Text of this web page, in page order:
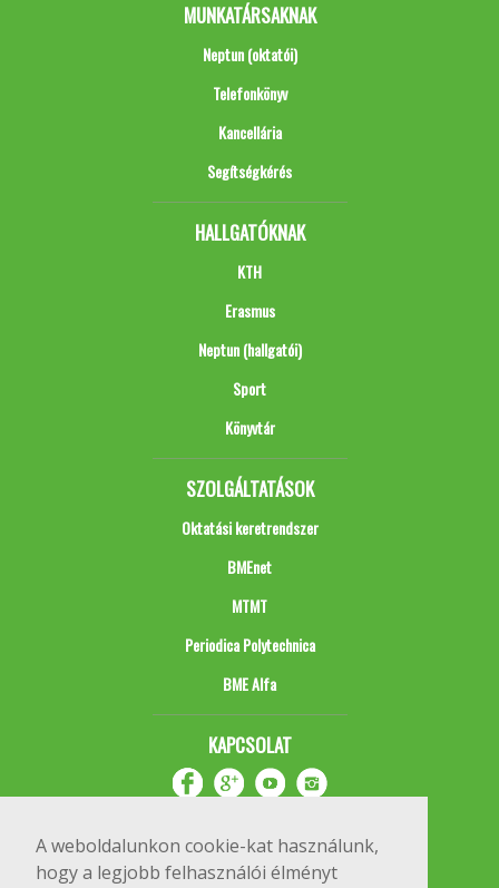
A weboldalunkon cookie-kat használunk,
hogy a legjobb felhasználói élményt
MUNKATÁRSAKNAK
Neptun (oktatói)
Telefonkönyv
Kancellária
Segítségkérés
HALLGATÓKNAK
KTH
Erasmus
Neptun (hallgatói)
Sport
Könyvtár
SZOLGÁLTATÁSOK
Oktatási keretrendszer
BMEnet
MTMT
Periodica Polytechnica
BME Alfa
KAPCSOLAT